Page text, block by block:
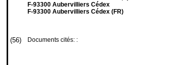
F-93300 Aubervilliers Cédex
F-93300 Aubervilliers Cédex (FR)
(56) Documents cités: :